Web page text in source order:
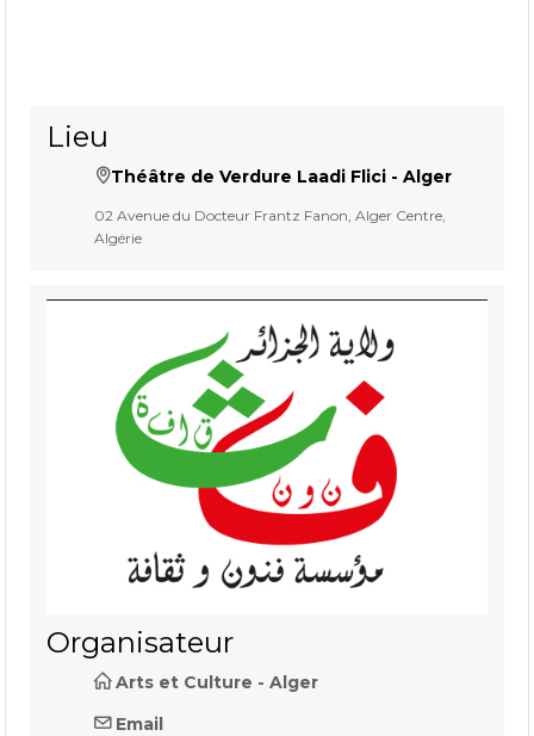
Lieu
Théâtre de Verdure Laadi Flici - Alger
02 Avenue du Docteur Frantz Fanon, Alger Centre,
Algérie
Organisateur
Arts et Culture - Alger
Email